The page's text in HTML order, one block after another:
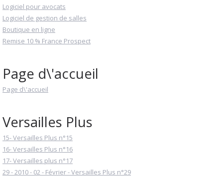
Logiciel pour avocats
Logiciel de gestion de salles
Boutique en ligne
Remise 10 % France Prospect
Page d\'accueil
Page d\'accueil
Versailles Plus
15- Versailles Plus n°15
16- Versailles Plus n°16
17- Versailles plus n°17
29 - 2010 - 02 - Février - Versailles Plus n°29